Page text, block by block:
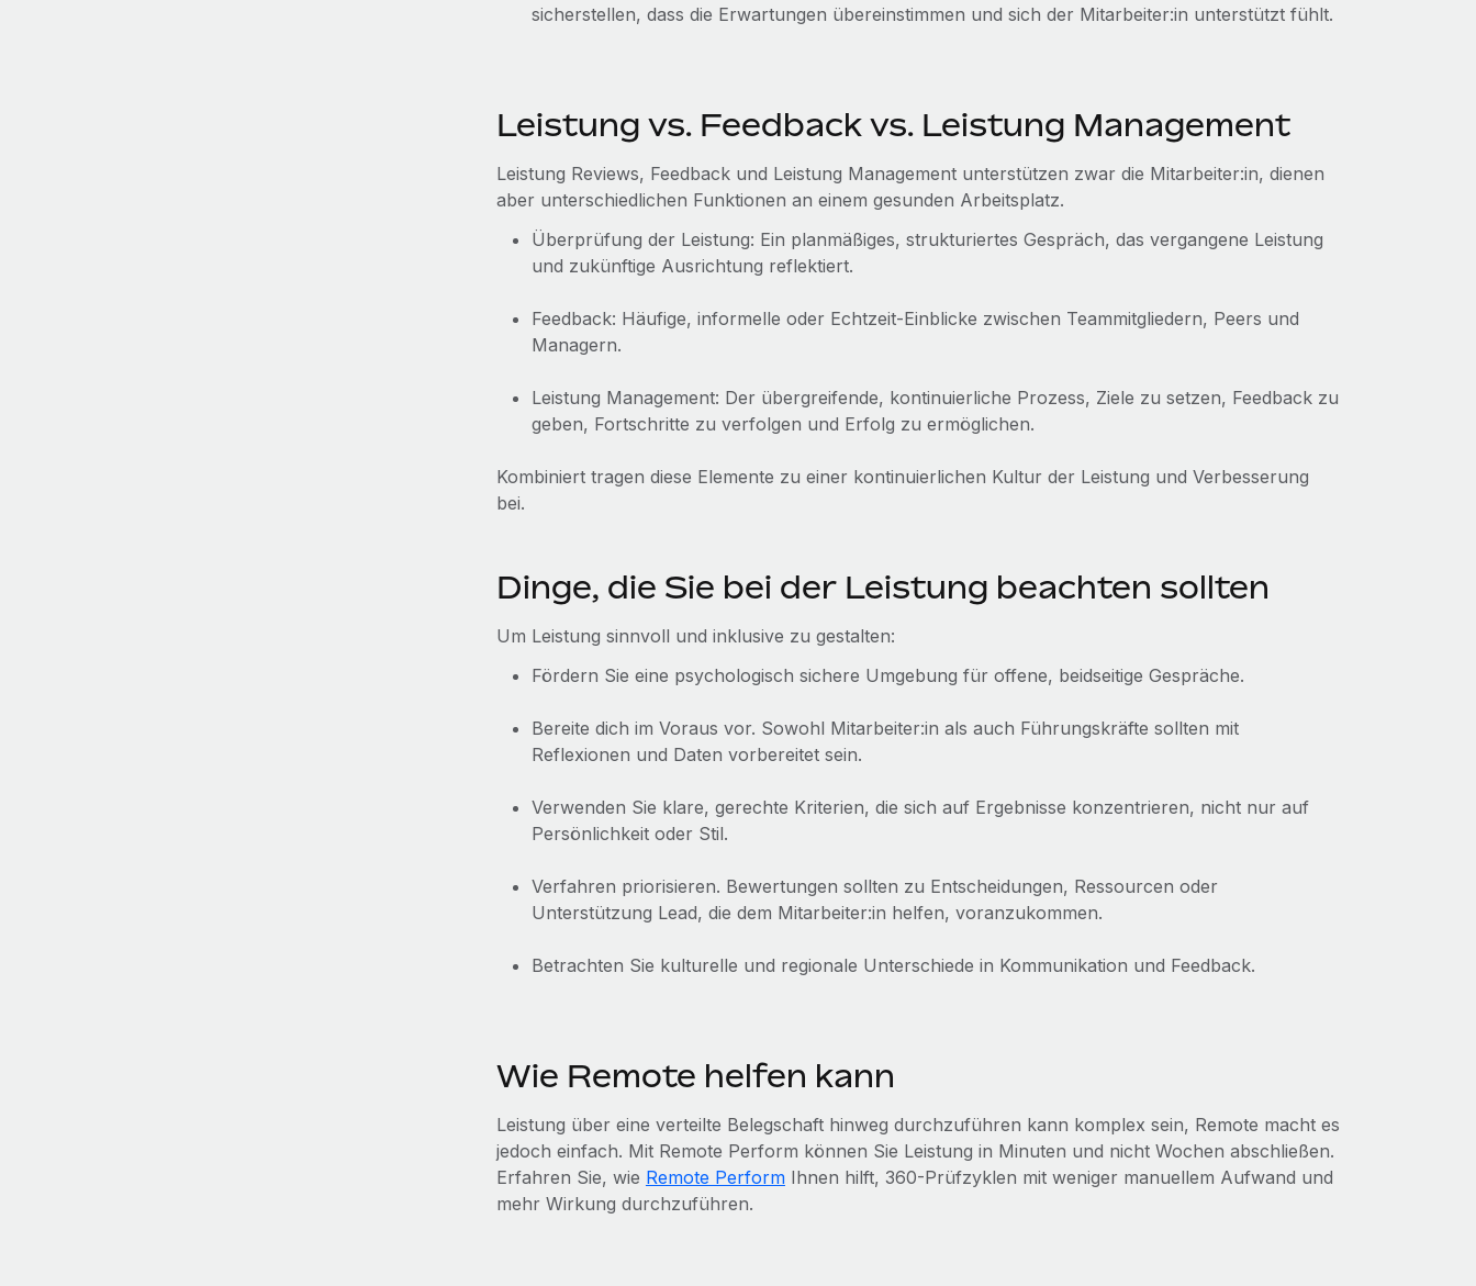
sicherstellen, dass die Erwartungen übereinstimmen und sich der Mitarbeiter:in unterstützt fühlt.
Leistung vs. Feedback vs. Leistung Management
Leistung Reviews, Feedback und Leistung Management unterstützen zwar die Mitarbeiter:in, dienen
aber unterschiedlichen Funktionen an einem gesunden Arbeitsplatz.
Überprüfung der Leistung: Ein planmäßiges, strukturiertes Gespräch, das vergangene Leistung
und zukünftige Ausrichtung reflektiert.
Feedback: Häufige, informelle oder Echtzeit-Einblicke zwischen Teammitgliedern, Peers und
Managern.
Leistung Management: Der übergreifende, kontinuierliche Prozess, Ziele zu setzen, Feedback zu
geben, Fortschritte zu verfolgen und Erfolg zu ermöglichen.
Kombiniert tragen diese Elemente zu einer kontinuierlichen Kultur der Leistung und Verbesserung
bei.
Dinge, die Sie bei der Leistung beachten sollten
Um Leistung sinnvoll und inklusive zu gestalten:
Fördern Sie eine psychologisch sichere Umgebung für offene, beidseitige Gespräche.
Bereite dich im Voraus vor. Sowohl Mitarbeiter:in als auch Führungskräfte sollten mit
Reflexionen und Daten vorbereitet sein.
Verwenden Sie klare, gerechte Kriterien, die sich auf Ergebnisse konzentrieren, nicht nur auf
Persönlichkeit oder Stil.
Verfahren priorisieren. Bewertungen sollten zu Entscheidungen, Ressourcen oder
Unterstützung Lead, die dem Mitarbeiter:in helfen, voranzukommen.
Betrachten Sie kulturelle und regionale Unterschiede in Kommunikation und Feedback.
Wie Remote helfen kann
Leistung über eine verteilte Belegschaft hinweg durchzuführen kann komplex sein, Remote macht es
jedoch einfach. Mit Remote Perform können Sie Leistung in Minuten und nicht Wochen abschließen.
Erfahren Sie, wie Remote PerformIhnen hilft, 360-Prüfzyklen mit weniger manuellem Aufwand und
mehr Wirkung durchzuführen.